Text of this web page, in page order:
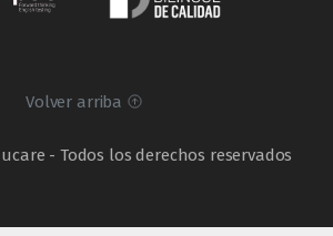
Volver arriba
- Todos los derechos reservados